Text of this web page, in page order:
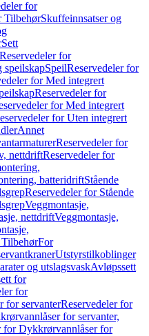
for
TilbehørSkuffeinnsatser og
Sett
Reservedeler for
speilskapSpeilReservedeler for
for Med integrert
Reservedeler for
for Med integrert
for Uten integrert
Annet
Reservedeler for
nettdriftReservedeler for
batteridriftStående
Reservedeler for Stående
Veggmontasje,
nettdriftVeggmontasje,
For
Utstyrstilkoblinger
og utslagsvaskAvløpssett
for
for
for servanterReservedeler for
for servanter,
for Dykkrørvannlåser for